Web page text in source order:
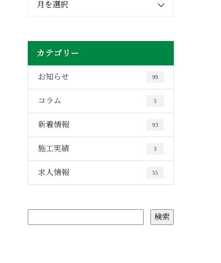
月を選択
カテゴリー
お知らせ 99
コラム 5
新着情報 93
施工実績 3
求人情報 55